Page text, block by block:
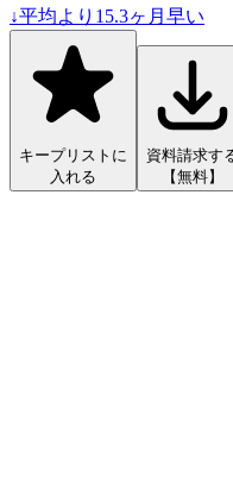
↓平均より 15.3ヶ月早い
キープリストに
入れる
資料請求す
【無料】